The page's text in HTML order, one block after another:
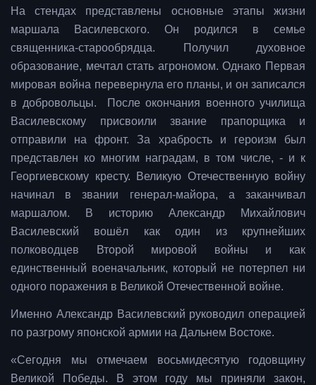
На стендах представлены основные этапы жизни
маршала Василевского. Он родился в семье
священника-старообрядца. Получил духовное
образование, мечтал стать агрономом. Однако Первая
мировая война перевернула его планы, и он записался
в добровольцы. После окончания военного училища
Василевскому присвоили звание прапорщика и
отправили на фронт. За храбрость и героизм был
представлен ко многим наградам, в том числе, - и к
Георгиевскому кресту. Великую Отечественную войну
начинал в звании генерал-майора, а заканчивал
маршалом. В историю Александр Михайлович
Василевский вошёл как один из крупнейших
полководцев Второй мировой войны и как
единственный военачальник, который не потерпел ни
одного поражения в Великой Отечественной войне.
Именно Александр Василевский руководил операцией
по разгрому японской армии на Дальнем Востоке.
«Сегодня мы отмечаем восьмидесятую годовщину
Великой Победы. В этом году мы приняли закон,